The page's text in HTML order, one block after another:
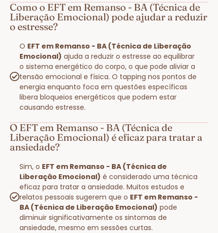
Como o EFT em Remanso - BA (Técnica de
Liberação Emocional) pode ajudar a reduzir
o estresse?
O EFT em Remanso - BA (Técnica de Liberação
Emocional) ajuda a reduzir o estresse ao equilibrar
o sistema energético do corpo, o que pode aliviar a
tensão emocional e física. O tapping nos pontos de
energia enquanto foca em questões específicas
libera bloqueios energéticos que podem estar
causando estresse.
O EFT em Remanso - BA (Técnica de
Liberação Emocional) é eficaz para tratar a
ansiedade?
Sim, o EFT em Remanso - BA (Técnica de
Liberação Emocional) é considerado uma técnica
eficaz para tratar a ansiedade. Muitos estudos e
relatos pessoais sugerem que o EFT em Remanso -
BA (Técnica de Liberação Emocional) pode
diminuir significativamente os sintomas de
ansiedade, mesmo em sessões curtas.